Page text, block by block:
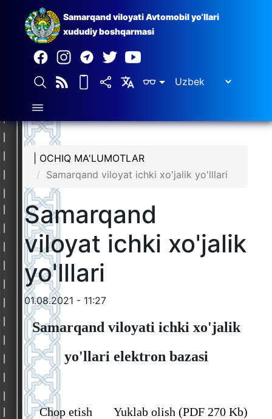
Samarqand viloyati Avtomobil yo‘llari
xududiy boshqarmasi
| OCHIQ MA'LUMOTLAR
Samarqand viloyat ichki xo'jalik yo'lllari
Samarqand
viloyat ichki xo'jalik
yo'lllari
01.08.2021 - 11:27
Samarqand viloyati ichki xo'jalik
yo'llari elektron bazasi
Chop etish Yuklab olish (PDF 270 Kb)